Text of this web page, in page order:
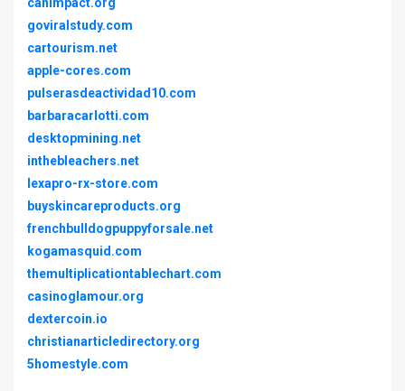
canimpact.org
goviralstudy.com
cartourism.net
apple-cores.com
pulserasdeactividad10.com
barbaracarlotti.com
desktopmining.net
inthebleachers.net
lexapro-rx-store.com
buyskincareproducts.org
frenchbulldogpuppyforsale.net
kogamasquid.com
themultiplicationtablechart.com
casinoglamour.org
dextercoin.io
christianarticledirectory.org
5homestyle.com